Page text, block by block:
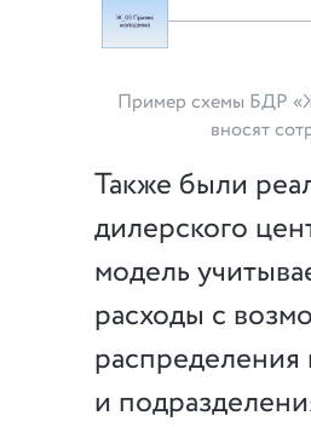
Пример схемы БДР
вносят
Также были
дилерского
модель
расходы с
и